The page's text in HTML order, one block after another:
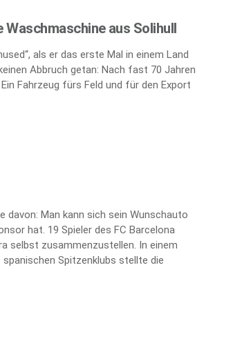
aus Solihull
als er das erste Mal in einem Land
Abbruch getan: Nach fast 70 Jahren
Fahrzeug fürs Feld und für den Export
davon: Man kann sich sein Wunschauto
hat. 19 Spieler des FC Barcelona
selbst zusammenzustellen. In einem
Spitzenklubs stellte die